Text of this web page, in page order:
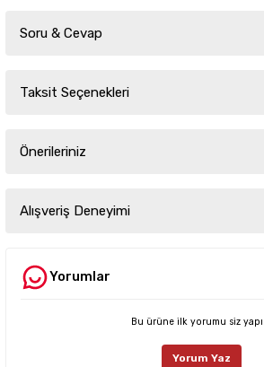
Soru & Cevap
Ürün hakkında henüz soru
Taksit Seçenekleri
Önerileriniz
yetersiz gördüğünüz noktaları öneri formunu
iletebilirsiniz.
Ürün resmi kalitesiz, bozuk veya
Ürün fiyatı diğer sitelerden daha pahalı.
Alışveriş Deneyimi
Deneyimini Paylaş
Yorumlar
Bu ürüne ilk yorumu siz
Yorum Yaz